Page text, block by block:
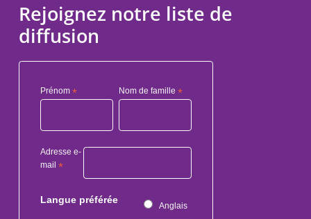
Rejoignez notre liste de
diffusion
Prénom * Nom de famille*
Adresse e-
mail *
Langue préférée
Anglais